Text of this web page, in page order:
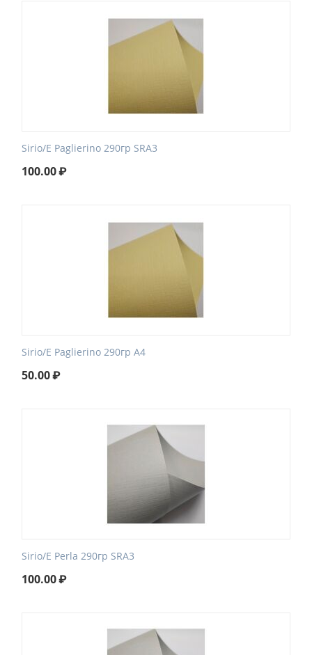
Sirio/E Paglierino 290гр SRA3
100.00₽
Sirio/E Paglierino 290гр А4
50.00₽
Sirio/E Perla 290гр SRA3
100.00₽